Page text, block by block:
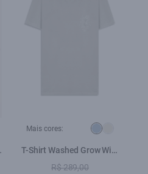
Mais cores:
T-Shirt Washed Grow Wild
Classic Azul Seco
R$ 289,00